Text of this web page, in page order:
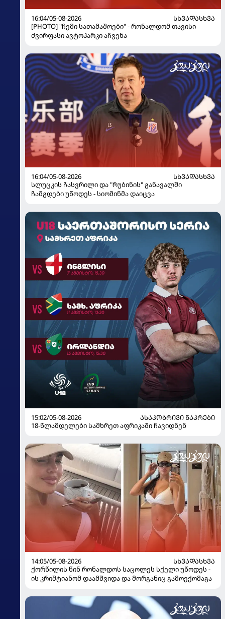
16:04/05-08-2026
ᲡᲮᲕᲐᲓᲐᲡᲮᲕᲐ
[PHOTO] "ჩემი სათამაშოები" - რონალდომ თავისი
ძვირფასი ავტოპარკი აჩვენა
16:04/05-08-2026
ᲡᲮᲕᲐᲓᲐᲡᲮᲕᲐ
სლუცკის ჩასვრილი და "რუბინის" განავალში
ჩამგდები უწოდეს - სიომინმა დაიცვა
15:02/05-08-2026
ᲐᲡᲐᲙᲝᲑᲠᲘᲕᲘ ᲜᲐᲙᲠᲔᲑᲘ
18-წლამდელები სამხრეთ აფრიკაში ჩავიდნენ
14:05/05-08-2026
ᲡᲮᲕᲐᲓᲐᲡᲮᲕᲐ
ქორწილის წინ რონალდოს საცოლეს სქელი უწოდეს -
ის კრიშტიანომ დაამშვიდა და მორგანიც გამოექომაგა